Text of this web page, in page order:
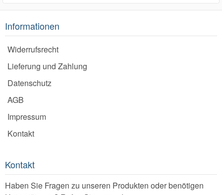
Informationen
Widerrufsrecht
Lieferung und Zahlung
Datenschutz
AGB
Impressum
Kontakt
Kontakt
Haben Sie Fragen zu unseren Produkten oder benötigen